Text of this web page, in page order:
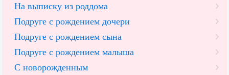
На выписку из роддома
Подруге с рождением дочери
Подруге с рождением сына
Подруге с рождением малыша
С новорожденным